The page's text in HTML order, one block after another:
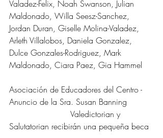
Valadez-Felix, Noah Swanson, Julian
Maldonado, Willa Seesz-Sanchez,
Jordan Duran, Giselle Molina-Valadez,
Arleth Villalobos, Daniela Gonzalez,
Dulce Gonzales-Rodriguez, Mark
Maldonado, Ciara Paez, Gia Hammel
Asociación de Educadores del Centro -
Anuncio de la Sra. Susan Banning
Salutatorian recibirán una pequeña beca